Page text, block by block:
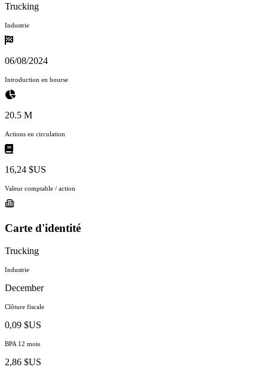
Trucking
Industrie
06/08/2024
Introduction en bourse
20.5 M
Actions en circulation
16,24 $US
Valeur comptable / action
Carte d'identité
Trucking
Industrie
December
Clôture fiscale
0,09 $US
BPA 12 mois
2,86 $US